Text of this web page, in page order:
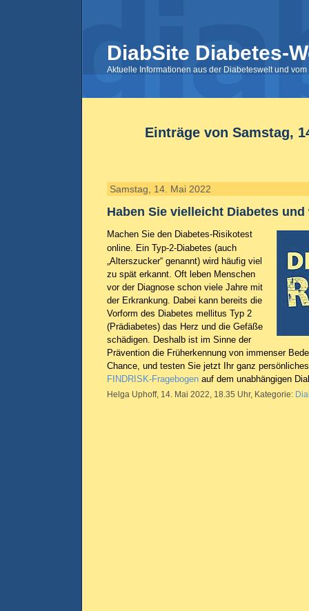
DiabSite Diabetes-
Aktuelle Informationen aus der Diabeteswelt und
Einträge von Samstag,
Samstag, 14. Mai 2022
Haben Sie vielleicht Diabetes
Machen Sie den Diabetes-Risikotest
online. Ein Typ-2-Diabetes (auch
„Alterszucker“ genannt) wird häufig viel
zu spät erkannt. Oft leben Menschen
vor der Diagnose schon viele Jahre mit
der Erkrankung. Dabei kann bereits die
Vorform des Diabetes mellitus Typ 2
(Prädiabetes) das Herz und die Gefäße
schädigen. Deshalb ist im Sinne der
Prävention die Früherkennung von immenser
Chance, und testen Sie jetzt Ihr ganz
FINDRISK-Fragebogen auf dem unabhängigen
Helga Uphoff, 14. Mai 2022, 18.35 Uhr, Kategorie: